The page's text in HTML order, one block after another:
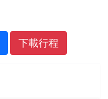
下載行程